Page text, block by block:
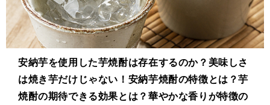
安納芋を使用した芋焼酎は存在するのか？美味しさ
は焼き芋だけじゃない！安納芋焼酎の特徴とは？芋
焼酎の期待できる効果とは？華やかな香りが特徴の